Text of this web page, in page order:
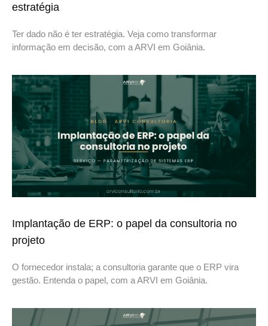
estratégia
Ter dado não é ter estratégia. Veja como transformar
informação em decisão, com a ARVI em Goiânia.
Implantação de ERP: o papel da consultoria no
projeto
O fornecedor instala; a consultoria garante que o ERP vira
gestão. Entenda o papel, com a ARVI em Goiânia.